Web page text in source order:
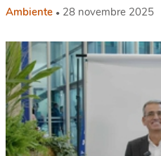
Ambiente 28 novembre 2025